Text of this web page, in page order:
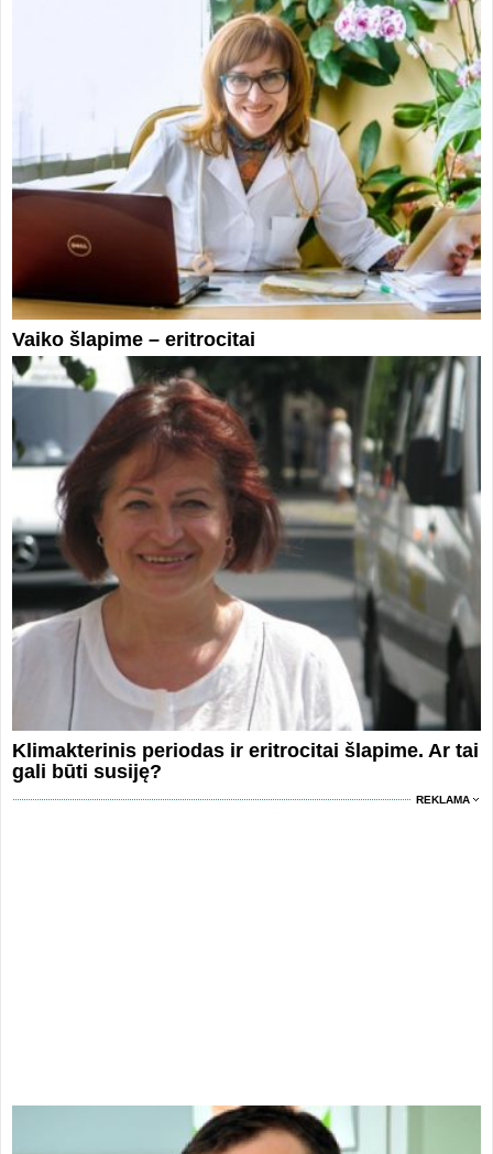
Vaiko šlapime – eritrocitai
Klimakterinis periodas ir eritrocitai šlapime. Ar tai
gali būti susiję?
REKLAMA